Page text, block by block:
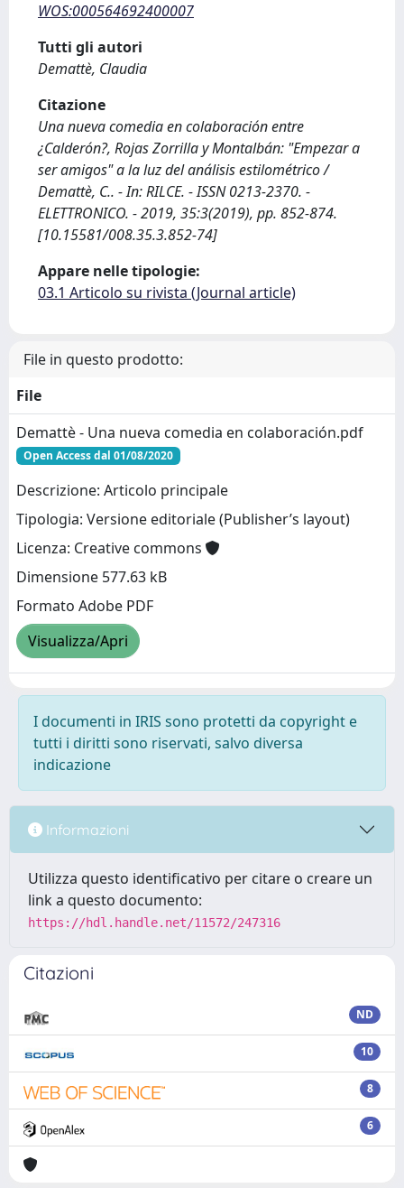
WOS:000564692400007
Tutti gli autori
Demattè, Claudia
Citazione
Una nueva comedia en colaboración entre
¿Calderón?, Rojas Zorrilla y Montalbán: "Empezar a
ser amigos" a la luz del análisis estilométrico /
Demattè, C.. - In: RILCE. - ISSN 0213-2370. -
ELETTRONICO. - 2019, 35:3(2019), pp. 852-874.
[10.15581/008.35.3.852-74]
Appare nelle tipologie:
03.1 Articolo su rivista (Journal article)
File in questo prodotto:
File
Demattè - Una nueva comedia en colaboración.pdf
Open Access dal 01/08/2020
Descrizione: Articolo principale
Tipologia: Versione editoriale (Publisher’s layout)
Licenza: Creative commons
Dimensione 577.63 kB
Formato Adobe PDF
Visualizza/Apri
I documenti in IRIS sono protetti da copyright e
tutti i diritti sono riservati, salvo diversa
indicazione
Informazioni
Utilizza questo identificativo per citare o creare un
link a questo documento:
https://hdl.handle.net/11572/247316
Citazioni
ND
10
8
6